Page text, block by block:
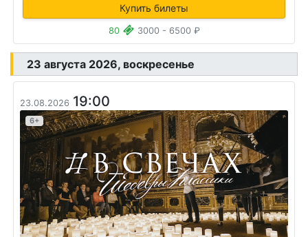
Купить билеты
80 3000 - 6500 ₽
23 августа 2026, воскресенье
23.08.2026 19:00
6+